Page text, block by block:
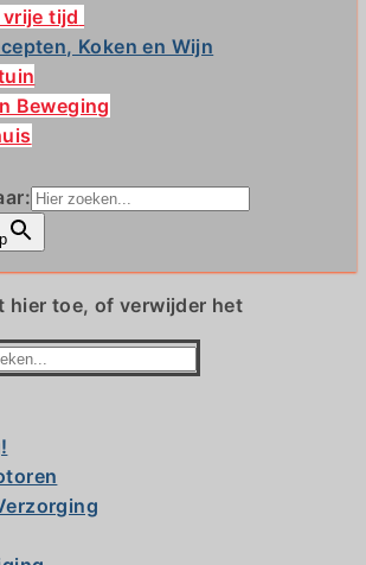
tijd
Koken en Wijn
Beweging
hier toe, of verwijder het